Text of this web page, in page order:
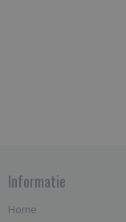
Informatie
Home